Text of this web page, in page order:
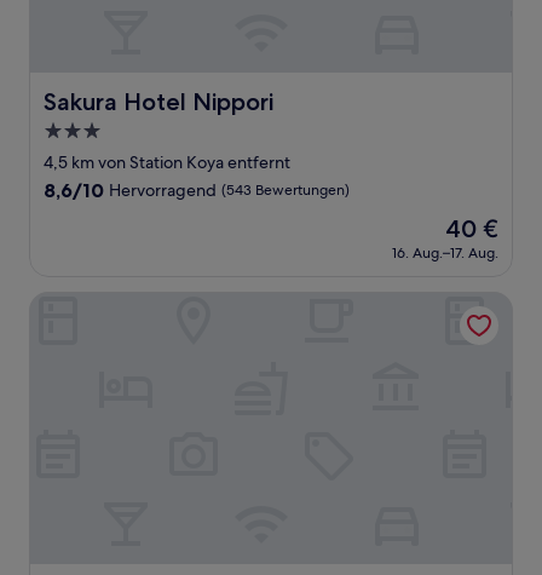
Sakura Hotel Nippori
Sakura Hotel Nippori
3.0-
Sterne-
Unterkunft
4,5 km von Station Koya entfernt
8.6
Bewertungen)
8,6/10 Hervorragend (543 Bewertungen)
Der
Preis
beträgt
40 €
16. Aug.–17. Aug.
Toyoko Inn Tokyo Keihin Tohoku Line Oji Station Kita